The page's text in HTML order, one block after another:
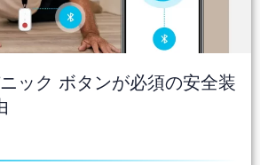
ック ボタンが必須の安全装